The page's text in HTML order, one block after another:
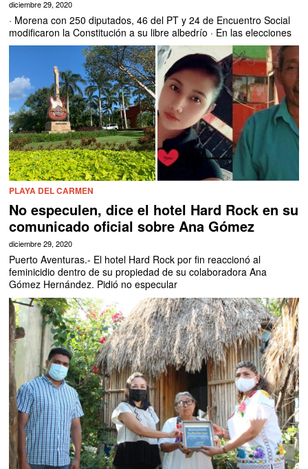
diciembre 29, 2020
· Morena con 250 diputados, 46 del PT y 24 de Encuentro Social
modificaron la Constitución a su libre albedrío · En las elecciones
PLAYA DEL CARMEN
No especulen, dice el hotel Hard Rock en su
comunicado oficial sobre Ana Gómez
diciembre 29, 2020
Puerto Aventuras.- El hotel Hard Rock por fin reaccionó al
feminicidio dentro de su propiedad de su colaboradora Ana
Gómez Hernández. Pidió no especular